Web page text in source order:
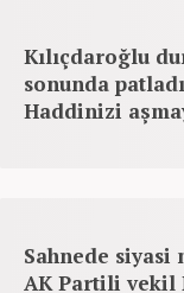
Kılıçdaroğlu
sonunda
Haddinizi
Sahnede
AK Partili vekil